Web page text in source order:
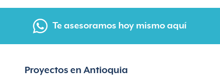
Te asesoramos hoy mismo aquí
Proyectos en Antioquia